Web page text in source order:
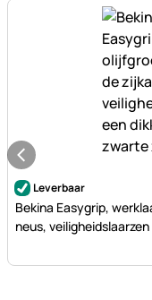
Nog geen
Leverbaar
Bekina Easygrip,
neus, veiligheidslaarzen